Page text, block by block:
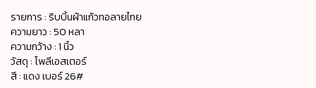
รายการ : ริบบิ้นผ้าแก้วทอลายไทย
ความยาว : 50 หลา
ความกว้าง : 1 นิ้ว
วัสดุ : โพลีเอสเตอร์
สี : แดง เบอร์ 26#